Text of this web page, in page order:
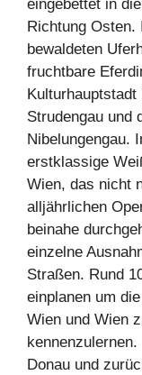
eingebettet in
Richtung Osten.
bewaldeten
fruchtbare
Strudengau und
Nibelungengau.
erstklassige
Wien, das nicht
alljährlichen
beinahe
einzelne
Straßen. Rund
einplanen um
Wien und Wien
Donau und